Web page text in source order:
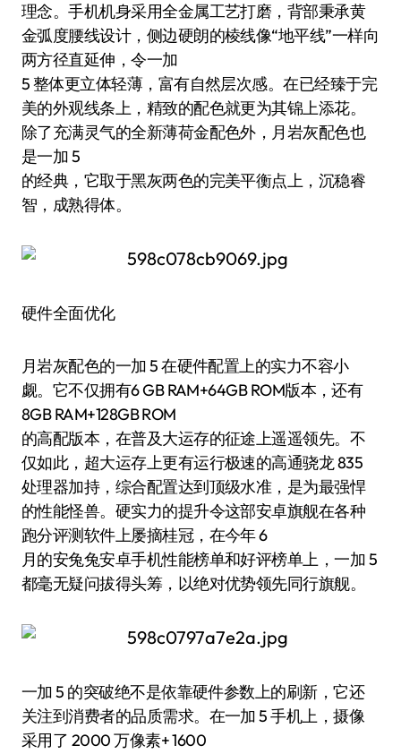
理念。手机机身采用全金属工艺打磨，背部秉承黄
金弧度腰线设计，侧边硬朗的棱线像“地平线”一样向
两方径直延伸，令一加
5 整体更立体轻薄，富有自然层次感。在已经臻于完
美的外观线条上，精致的配色就更为其锦上添花。
除了充满灵气的全新薄荷金配色外，月岩灰配色也
是一加 5
的经典，它取于黑灰两色的完美平衡点上，沉稳睿
智，成熟得体。
硬件全面优化
月岩灰配色的一加 5 在硬件配置上的实力不容小
觑。它不仅拥有6 GB RAM+64GB ROM版本，还有
8GB RAM+128GB ROM
的高配版本，在普及大运存的征途上遥遥领先。不
仅如此，超大运存上更有运行极速的高通骁龙 835
处理器加持，综合配置达到顶级水准，是为最强悍
的性能怪兽。硬实力的提升令这部安卓旗舰在各种
跑分评测软件上屡摘桂冠，在今年 6
月的安兔兔安卓手机性能榜单和好评榜单上，一加 5
都毫无疑问拔得头筹，以绝对优势领先同行旗舰。
一加 5 的突破绝不是依靠硬件参数上的刷新，它还
关注到消费者的品质需求。在一加 5 手机上，摄像
采用了 2000 万像素+ 1600